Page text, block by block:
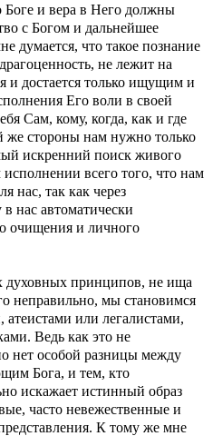
Боге и вера в Него должны
с Богом и дальнейшее
думается, что такое познание
не лежит на
и достается только ищущим и
Его воли в своей
Сам, кому, когда, как и где
же стороны нам нужно только
искренний поиск живого
всего того, что нам
нас, так как через
нас автоматически
очищения и личного
духовных принципов, не ища
неправильно, мы становимся
или легалистами,
Ведь как это не
нет особой разницы между
Бога, и тем, кто
искажает истинный образ
часто невежественные и
К тому же мне